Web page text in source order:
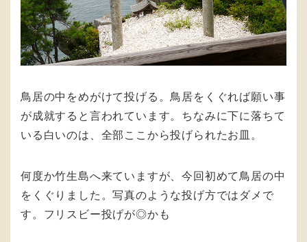
鳥居の中をめがけて投げる。鳥居をくぐれば願い事
が成就すると言われています。ちなみに下に落ちて
いる白いのは、全部ここから投げられたお皿。
何度か竹生島へ来ていますが、今回初めて鳥居の中
をくぐりました。写真のような投げ方ではダメで
す。フリスビー投げが◎かも